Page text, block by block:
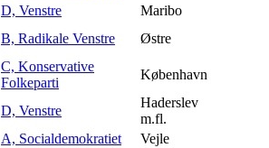
D, Venstre
Maribo
B, Radikale Venstre
Østre
C, Konservative
Folkeparti
København
D, Venstre
Haderslev
m.fl.
A, Socialdemokratiet
Vejle